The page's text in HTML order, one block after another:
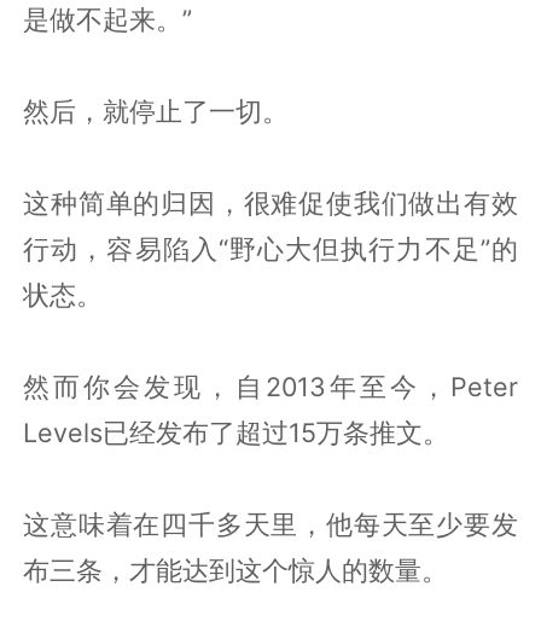
是做不起来。”
然后，就停止了一切。
这种简单的归因，很难促使我们做出有效
行动，容易陷入“野心大但执行力不足”的
状态。
然而你会发现，自2013年至今，Peter
Levels已经发布了超过15万条推文。
这意味着在四千多天里，他每天至少要发
布三条，才能达到这个惊人的数量。